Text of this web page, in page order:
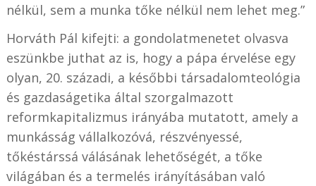
nélkül, sem a munka tőke nélkül nem lehet meg.”
Horváth Pál kifejti: a gondolatmenetet olvasva
eszünkbe juthat az is, hogy a pápa érvelése egy
olyan, 20. századi, a későbbi társadalomteológia
és gazdaságetika által szorgalmazott
reformkapitalizmus irányába mutatott, amely a
munkásság vállalkozóvá, részvényessé,
tőkéstárssá válásának lehetőségét, a tőke
világában és a termelés irányításában való